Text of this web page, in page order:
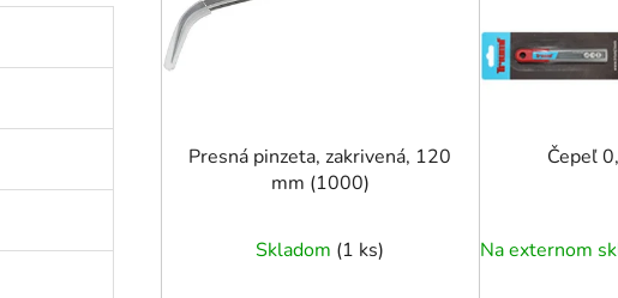
o
d
Presná pinzeta, zakrivená, 120
mm (1000)
Skladom (1 ks)
Čepeľ